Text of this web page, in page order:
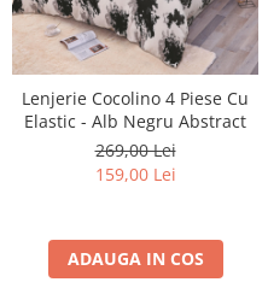
Lenjerie Cocolino 4 Piese Cu
Elastic - Alb Negru Abstract
269,00 Lei
159,00 Lei
ADAUGA IN COS